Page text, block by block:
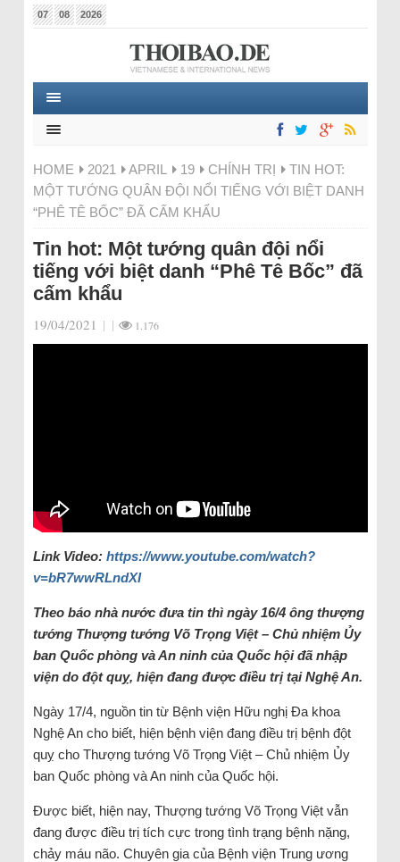
07 08 2026
HOME 2021 APRIL 19 CHÍNH TRỊ
TIN HOT:
MỘT TƯỚNG QUÂN ĐỘI NỔI TIẾNG VỚI BIỆT DANH
“PHÊ TÊ BỐC” ĐÃ CẤM KHẨU
Tin hot: Một tướng quân đội nổi
tiếng với biệt danh “Phê Tê Bốc” đã
cấm khẩu
19/04/2021 | | 1.176
Link Video: https://www.youtube.com/watch?
v=bR7wwRLndXI
Theo báo nhà nước đưa tin thì ngày 16/4 ông thượng
tướng Thượng tướng Võ Trọng Việt – Chủ nhiệm Ủy
ban Quốc phòng và An ninh của Quốc hội đã nhập
viện do đột quỵ, hiện đang được điều trị tại Nghệ An.
Ngày 17/4, nguồn tin từ Bệnh viện Hữu nghị Đa khoa
Nghệ An cho biết, hiện bệnh viện đang điều trị bệnh đột
quỵ cho Thượng tướng Võ Trọng Việt – Chủ nhiệm Ủy
ban Quốc phòng và An ninh của Quốc hội.
Được biết, hiện nay, Thượng tướng Võ Trọng Việt vẫn
đang được điều trị tích cực trong tình trạng bệnh nặng,
chảy máu não. Chuyên gia của Bệnh viện Trung ương